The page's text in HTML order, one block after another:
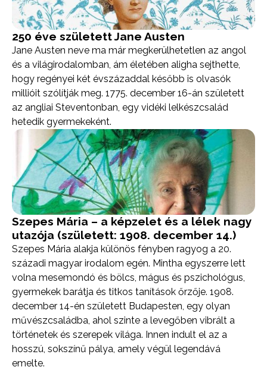
250 éve született Jane Austen
Jane Austen neve ma már megkerülhetetlen az angol
és a világirodalomban, ám életében aligha sejthette,
hogy regényei két évszázaddal később is olvasók
millióit szólítják meg. 1775. december 16-án született
az angliai Steventonban, egy vidéki lelkészcsalád
hetedik gyermekeként.
Szepes Mária – a képzelet és a lélek nagy
utazója (született: 1908. december 14.)
Szepes Mária alakja különös fényben ragyog a 20.
századi magyar irodalom egén. Mintha egyszerre lett
volna mesemondó és bölcs, mágus és pszichológus,
gyermekek barátja és titkos tanítások őrzője. 1908.
december 14-én született Budapesten, egy olyan
művészcsaládba, ahol szinte a levegőben vibrált a
történetek és szerepek világa. Innen indult el az a
hosszú, sokszínű pálya, amely végül legendává
emelte.